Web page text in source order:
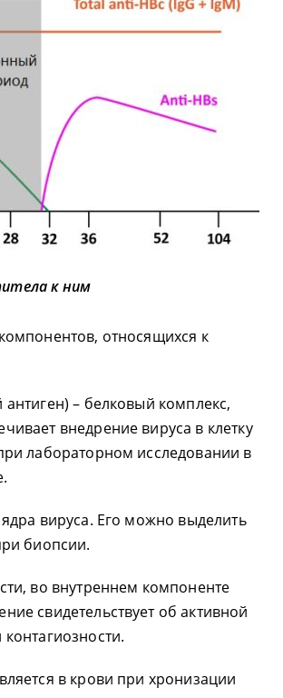
к ним
относящихся к
– белковый комплекс,
внедрение вируса в клетку
лабораторном исследовании в
вируса. Его можно выделить
биопсии.
во внутреннем компоненте
свидетельствует об активной
в крови при хронизации